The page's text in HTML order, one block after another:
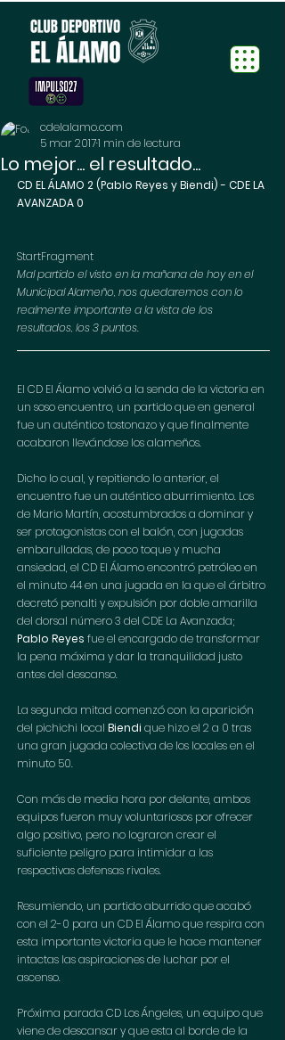
Lo mejor... el resultado...
cdelalamo.com
5 mar 20171 min de lectura
CD EL ÁLAMO 2 (Pablo Reyes y Biendi) - CDE LA
AVANZADA 0
StartFragment
​Mal partido el visto en la mañana de hoy en el
Municipal Alameño, nos quedaremos con lo
realmente importante a la vista de los
resultados, los 3 puntos.
El CD El Álamo volvió a la senda de la victoria en
un soso encuentro, un partido que en general
fue un auténtico tostonazo y que finalmente
acabaron llevándose los alameños.
Dicho lo cual, y repitiendo lo anterior, el
encuentro fue un auténtico aburrimiento. Los
de Mario Martín, acostumbrados a dominar y
ser protagonistas con el balón, con jugadas
embarulladas, de poco toque y mucha
ansiedad, el CD El Álamo encontró petróleo en
el minuto 44 en una jugada en la que el árbitro
decretó penalti y expulsión por doble amarilla
del dorsal número 3 del CDE La Avanzada;
Pablo Reyes fue el encargado de transformar
la pena máxima y dar la tranquilidad justo
antes del descanso.
La segunda mitad comenzó con la aparición
del pichichi local Biendi que hizo el 2 a 0 tras
una gran jugada colectiva de los locales en el
minuto 50.
Con más de media hora por delante, ambos
equipos fueron muy voluntariosos por ofrecer
algo positivo, pero no lograron crear el
suficiente peligro para intimidar a las
respectivas defensas rivales.
Resumiendo, un partido aburrido que acabó
con el 2-0 para un CD El Álamo que respira con
esta importante victoria que le hace mantener
intactas las aspiraciones de luchar por el
ascenso.
Próxima parada CD Los Ángeles, un equipo que
viene de descansar y que esta al borde de la